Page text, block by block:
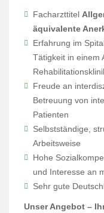
Facharzttitel
äquivalente
Erfahrung im
Tätigkeit in einem
Freude an
Betreuung von
Patienten
Selbstständige,
Arbeitsweise
Hohe
und Interesse an
Sehr gute
Unser Angebot –